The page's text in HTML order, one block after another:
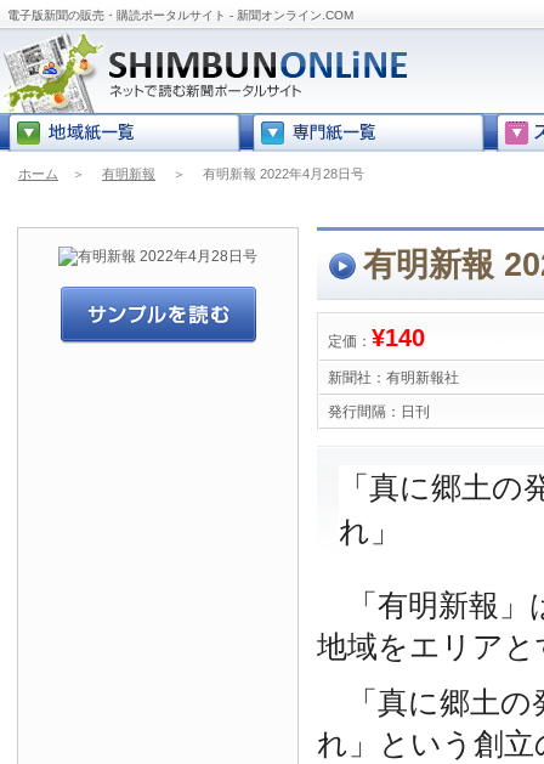
電子版新聞の販売・購読ポータルサイト - 新聞オンライン.COM
ホーム ＞ 有明新報 ＞ 有明新報 2022年4月28日号
有明新報
定価： ¥140
新聞社： 有明新報社
発行間隔： 日刊
「真に郷土の
れ」
「有明新報」
地域をエリア
「真に郷土の
れ」という創